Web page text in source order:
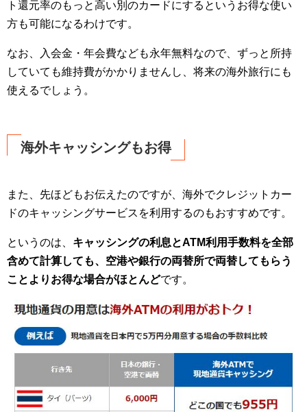
ト還元率のもっと高い別のカードにするというお得な使い
方も可能になるわけです。
なお、入会金・年会費なども永年無料なので、ずっと所持
していても維持費がかかりませんし、将来の海外旅行にも
使えるでしょう。
海外キャッシングもお得
また、先ほどもお伝えたのですが、海外でクレジットカー
ドのキャッシングサービスを利用するのもおすすめです。
というのは、 キャッシングの利息とATM利用手数料を全部
含めて計算しても、空港や銀行の両替所で両替してもらう
ことよりお得な場合がほとんどです。